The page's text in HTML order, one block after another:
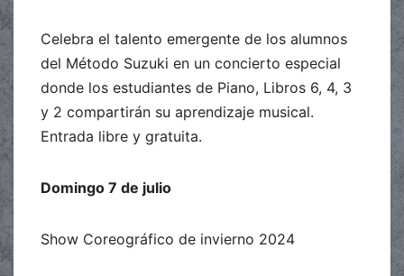
Celebra el talento emergente de los alumnos
del Método Suzuki en un concierto especial
donde los estudiantes de Piano, Libros 6, 4, 3
y 2 compartirán su aprendizaje musical.
Entrada libre y gratuita.
Domingo 7 de julio
Show Coreográfico de invierno 2024